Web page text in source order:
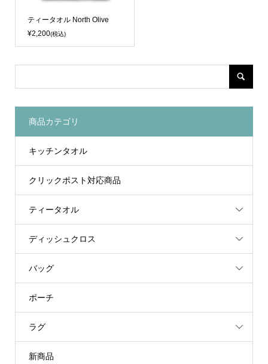
ティータオル North Olive
¥2,200(税込)
商品カテゴリ
キッチンタオル
クリックポスト対応商品
ティータオル
ディッシュクロス
バッグ
ポーチ
ラグ
新商品